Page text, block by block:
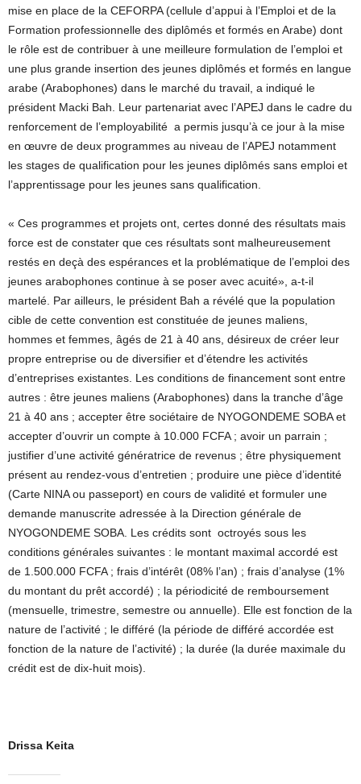
mise en place de la CEFORPA (cellule d’appui à l’Emploi et de la
Formation professionnelle des diplômés et formés en Arabe) dont
le rôle est de contribuer à une meilleure formulation de l’emploi et
une plus grande insertion des jeunes diplômés et formés en langue
arabe (Arabophones) dans le marché du travail, a indiqué le
président Macki Bah. Leur partenariat avec l’APEJ dans le cadre du
renforcement de l’employabilité a permis jusqu’à ce jour à la mise
en œuvre de deux programmes au niveau de l’APEJ notamment
les stages de qualification pour les jeunes diplômés sans emploi et
l’apprentissage pour les jeunes sans qualification.
« Ces programmes et projets ont, certes donné des résultats mais
force est de constater que ces résultats sont malheureusement
restés en deçà des espérances et la problématique de l’emploi des
jeunes arabophones continue à se poser avec acuité», a-t-il
martelé. Par ailleurs, le président Bah a révélé que la population
cible de cette convention est constituée de jeunes maliens,
hommes et femmes, âgés de 21 à 40 ans, désireux de créer leur
propre entreprise ou de diversifier et d’étendre les activités
d’entreprises existantes. Les conditions de financement sont entre
autres : être jeunes maliens (Arabophones) dans la tranche d’âge
21 à 40 ans ; accepter être sociétaire de NYOGONDEME SOBA et
accepter d’ouvrir un compte à 10.000 FCFA ; avoir un parrain ;
justifier d’une activité génératrice de revenus ; être physiquement
présent au rendez-vous d’entretien ; produire une pièce d’identité
(Carte NINA ou passeport) en cours de validité et formuler une
demande manuscrite adressée à la Direction générale de
NYOGONDEME SOBA. Les crédits sont octroyés sous les
conditions générales suivantes : le montant maximal accordé est
de 1.500.000 FCFA ; frais d’intérêt (08% l’an) ; frais d’analyse (1%
du montant du prêt accordé) ; la périodicité de remboursement
(mensuelle, trimestre, semestre ou annuelle). Elle est fonction de la
nature de l’activité ; le différé (la période de différé accordée est
fonction de la nature de l’activité) ; la durée (la durée maximale du
crédit est de dix-huit mois).
Drissa Keita